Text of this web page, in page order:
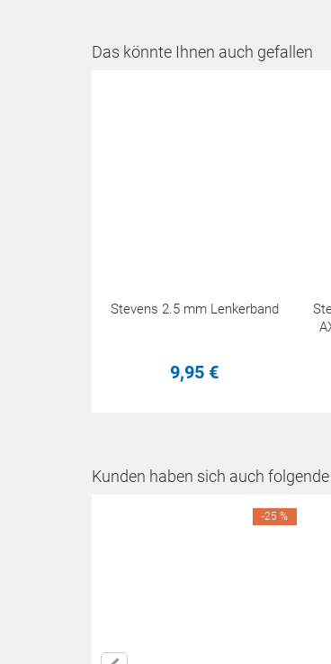
Das könnte Ihnen auch gefallen
Stevens 2.5 mm Lenkerband
9,95 €
Kunden haben sich auch
-25 %